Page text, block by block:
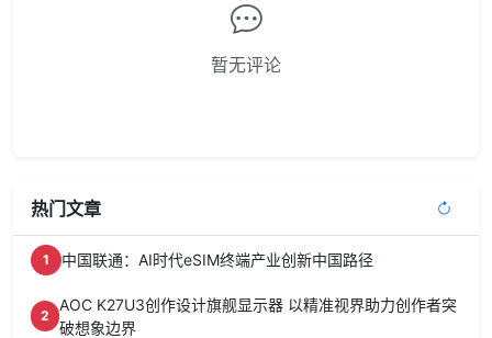
暂无评论
热门文章
1 中国联通：AI时代eSIM终端产业创新中国路径
2
AOC K27U3创作设计旗舰显示器 以精准视界助力创作者突
破想象边界